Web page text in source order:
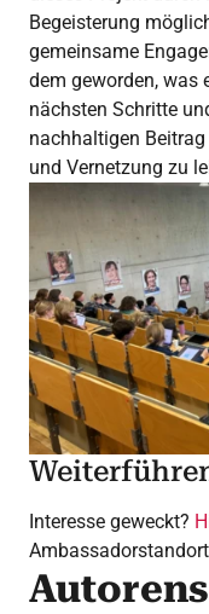
Begeisterung
gemeinsame
dem geworden, was
nächsten Schritte
nachhaltigen
und Vernetzung zu
Interesse geweckt?